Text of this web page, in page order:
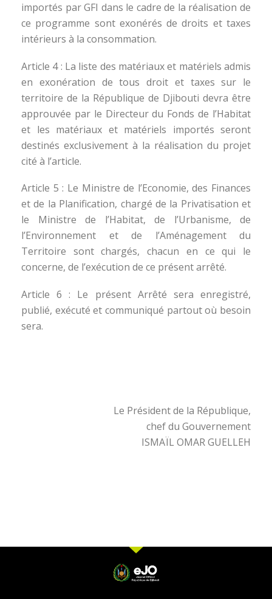
importés par GFI dans le cadre de la réalisation de
ce programme sont exonérés de droits et taxes
intérieurs à la consommation.
Article 4 : La liste des matériaux et matériels admis
en exonération de tous droit et taxes sur le
territoire de la République de Djibouti devra être
approuvée par le Directeur du Fonds de l’Habitat
et les matériaux et matériels importés seront
destinés exclusivement à la réalisation du projet
cité à l’article.
Article 5 : Le Ministre de l’Economie, des Finances
et de la Planification, chargé de la Privatisation et
le Ministre de l’Habitat, de l’Urbanisme, de
l’Environnement et de l’Aménagement du
Territoire sont chargés, chacun en ce qui le
concerne, de l’exécution de ce présent arrêté.
Article 6 : Le présent Arrêté sera enregistré,
publié, exécuté et communiqué partout où besoin
sera.
Le Président de la République,
chef du Gouvernement
ISMAÏL OMAR GUELLEH